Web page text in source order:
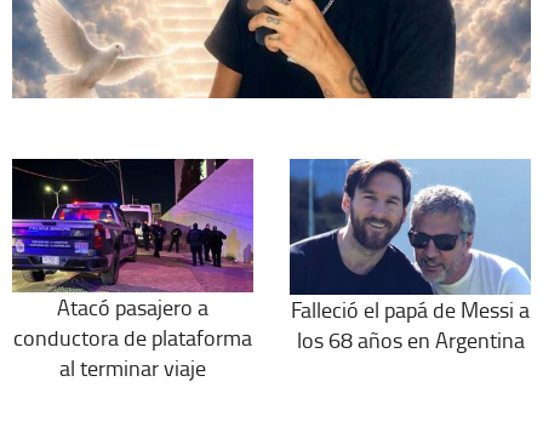
Atacó pasajero a
conductora de plataforma
al terminar viaje
Falleció el papá de Messi a
los 68 años en Argentina